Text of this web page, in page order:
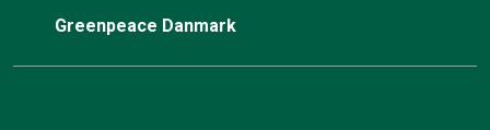
Greenpeace Danmark